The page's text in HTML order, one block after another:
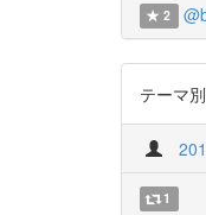
2
テーマ
1